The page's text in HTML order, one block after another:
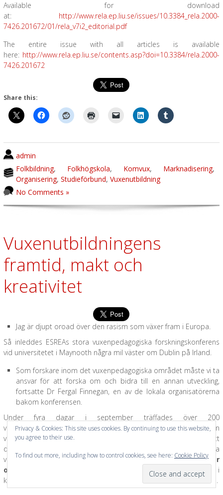
Available for download
at: http://www.rela.ep.liu.se/issues/10.3384_rela.2000-
7426.201672/01/rela_v7i2_editorial.pdf
The entire issue with all articles is available
here: http://www.rela.ep.liu.se/contents.asp?doi=10.3384/rela.2000-
7426.201672
Share this:
admin
Folkbildning, Folkhögskola, Komvux, Marknadisering,
Organisering, Studieförbund, Vuxenutbildning
No Comments »
Vuxenutbildningens
framtid, makt och
kreativitet
Jag är djupt oroad över den rasism som växer fram i Europa.
Så inleddes ESREAs stora vuxenpedagogiska forskningskonferens
vid universitetet i Maynooth några mil väster om Dublin på Irland.
Som forskare inom det vuxenpedagogiska området måste vi ta
ansvar för att forska om och bidra till en annan utveckling,
fortsatte Dr Fergal Finnegan, en av de lokala organisatörerna
bakom konferensen.
Under fyra dagar i september träffades över 200
vuxenpedagogiska forskare från Europa och andra delar av världen
vid universitetet i Maynooth utanför Dublin på Irland för att
diskutera aktuell vuxenpedagogisk forskning. Konferensens tema
var
Att tänka olika framtider för vuxenutbildningen: Frågor
om makt och kreativitet
. Tre huvudtalare var inbjudna i
kombination med över 100 presentationer av deltagande forskare.
Privacy & Cookies: This site uses cookies. By continuing to use this website,
you agree to their use.
To find out more, including how to control cookies, see here: Cookie Policy